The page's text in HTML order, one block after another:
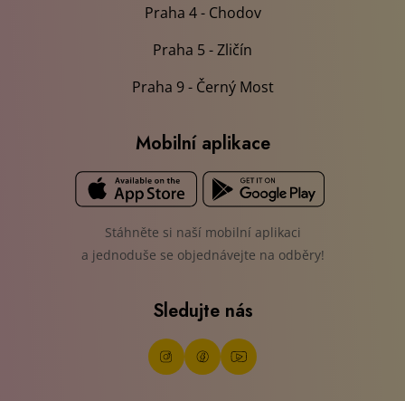
Praha 4 - Chodov
Praha 5 - Zličín
Praha 9 - Černý Most
Mobilní aplikace
Stáhněte si naší mobilní aplikaci
a jednoduše se objednávejte na odběry!
Sledujte nás